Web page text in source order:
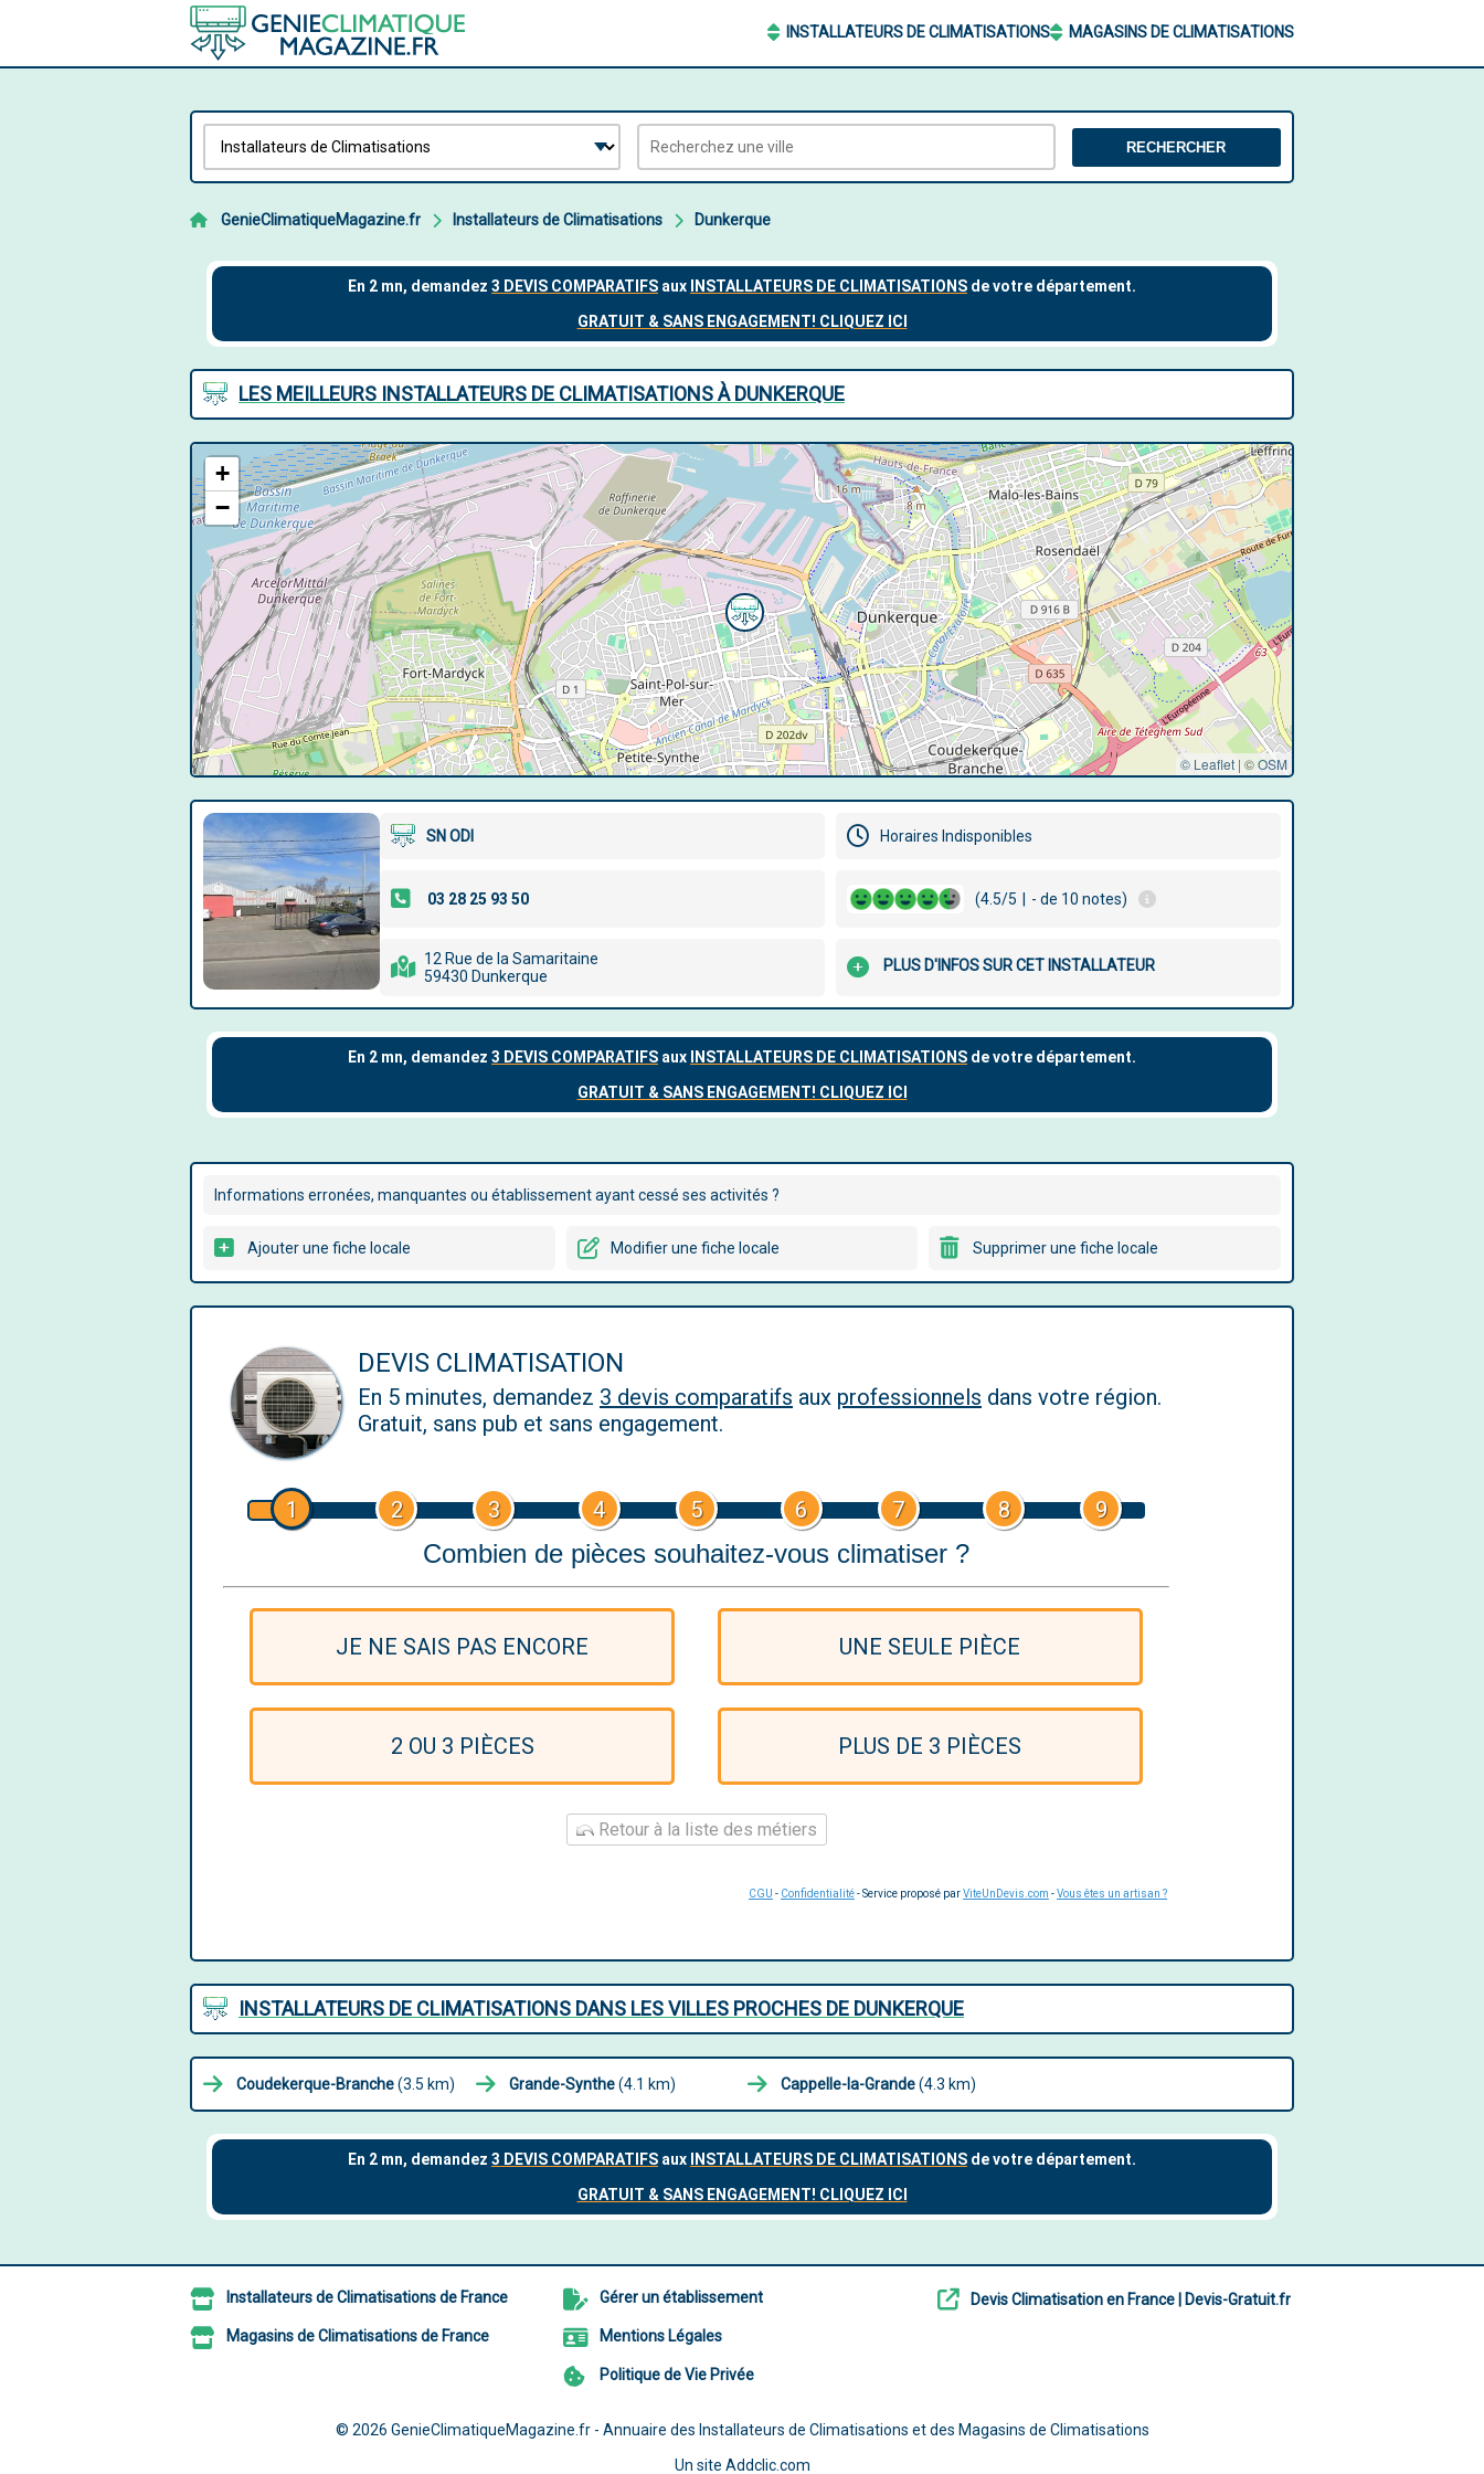
INSTALLATEURS DE CLIMATISATIONS MAGASINS DE CLIMATISATIONS
RECHERCHER
GenieClimatiqueMagazine.fr Installateurs de Climatisations Dunkerque
LES MEILLEURS INSTALLATEURS DE CLIMATISATIONS À DUNKERQUE
+
−
© Leaflet | ©OSM
SN ODI Horaires Indisponibles
(4.5/5 - de 10 notes)
12 Rue de la Samaritaine
59430 Dunkerque
PLUS D'INFOS SUR CET INSTALLATEUR
Informations erronées, manquantes ou établissement ayant cessé ses activités ?
Ajouter une fiche locale Modifier une fiche locale Supprimer une fiche locale
DEVIS CLIMATISATION
En 5 minutes, demandez 3 devis comparatifs aux professionnels dans votre région.
Gratuit, sans pub et sans engagement.
1 2 3 4 5 6 7 8 9
Combien de pièces souhaitez-vous climatiser ?
JE NE SAIS PAS ENCORE UNE SEULE PIÈCE
2 OU 3 PIÈCES PLUS DE 3 PIÈCES
Retour à la liste des métiers
CGU - Confidentialité- Service proposé parViteUnDevis.com -Vous êtes un artisan ?
INSTALLATEURS DE CLIMATISATIONS DANS LES VILLES PROCHES DE DUNKERQUE
Coudekerque-Branche(3.5 km) Grande-Synthe(4.1 km) Cappelle-la-Grande(4.3 km)
Installateurs de Climatisations de France
Magasins de Climatisations de France
Gérer un établissement
Mentions Légales
Politique de Vie Privée
Devis Climatisation en France | Devis-Gratuit.fr
© 2026 GenieClimatiqueMagazine.fr - Annuaire des Installateurs de Climatisations et des Magasins de Climatisations
Un site Addclic.com